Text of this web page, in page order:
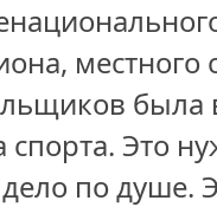
была
спорта. Это
дело по душе.